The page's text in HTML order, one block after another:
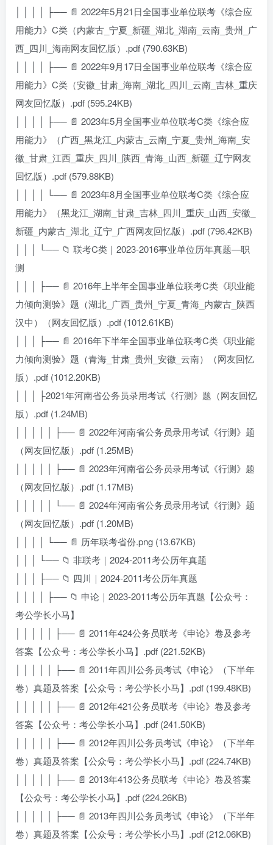
│ │ │ │ ├── 📄 2022年5月21日全国事业单位联考《综合应
用能力》C类（内蒙古_宁夏_新疆_湖北_湖南_云南_贵州_广
西_四川_海南网友回忆版）.pdf (790.63KB)
│ │ │ │ ├── 📄 2022年9月17日全国事业单位联考《综合应
用能力》C类（安徽_甘肃_海南_湖北_四川_云南_吉林_重庆
网友回忆版）.pdf (595.24KB)
│ │ │ │ ├── 📄 2023年5月全国事业单位联考C类《综合应
用能力》（广西_黑龙江_内蒙古_云南_宁夏_贵州_海南_安
徽_甘肃_江西_重庆_四川_陕西_青海_山西_新疆_辽宁网友
回忆版）.pdf (579.88KB)
│ │ │ │ └── 📄 2023年8月全国事业单位联考C类《综合应
用能力》（黑龙江_湖南_甘肃_吉林_四川_重庆_山西_安徽_
新疆_内蒙古_湖北_辽宁_广西网友回忆版）.pdf (796.42KB)
│ │ │ └── 📁 联考C类｜2023-2016事业单位历年真题—职
测
│ │ │ ├── 📄 2016年上半年全国事业单位联考C类《职业能
力倾向测验》题（湖北_广西_贵州_宁夏_青海_内蒙古_陕西
汉中）（网友回忆版）.pdf (1012.61KB)
│ │ │ ├── 📄 2016年下半年全国事业单位联考C类《职业能
力倾向测验》题（青海_甘肃_贵州_安徽_云南）（网友回忆
版）.pdf (1012.20KB)
│ │ │ ├2021年河南省公务员录用考试《行测》题（网友回忆
版）.pdf (1.24MB)
│ │ │ │ │ ├── 📄 2022年河南省公务员录用考试《行测》题
（网友回忆版）.pdf (1.25MB)
│ │ │ │ │ ├── 📄 2023年河南省公务员录用考试《行测》题
（网友回忆版）.pdf (1.17MB)
│ │ │ │ │ └── 📄 2024年河南省公务员录用考试《行测》题
（网友回忆版）.pdf (1.20MB)
│ │ │ │ └── 📄 历年联考省份.png (13.67KB)
│ │ │ └── 📁 非联考｜2024-2011考公历年真题
│ │ │ ├── 📁 四川｜2024-2011考公历年真题
│ │ │ │ ├── 📁 申论｜2023-2011考公历年真题【公众号：
考公学长小马】
│ │ │ │ │ ├── 📄 2011年424公务员联考《申论》卷及参考
答案【公众号：考公学长小马】.pdf (221.52KB)
│ │ │ │ │ ├── 📄 2011年四川公务员考试《申论》（下半年
卷）真题及答案【公众号：考公学长小马】.pdf (199.48KB)
│ │ │ │ │ ├── 📄 2012年421公务员联考《申论》卷及参考
答案【公众号：考公学长小马】.pdf (241.50KB)
│ │ │ │ │ ├── 📄 2012年四川公务员考试《申论》（下半年
卷）真题及答案【公众号：考公学长小马】.pdf (224.74KB)
│ │ │ │ │ ├── 📄 2013年413公务员联考《申论》卷及答案
【公众号：考公学长小马】.pdf (224.26KB)
│ │ │ │ │ ├── 📄 2013年四川公务员考试《申论》（下半年
卷）真题及答案【公众号：考公学长小马】.pdf (212.06KB)